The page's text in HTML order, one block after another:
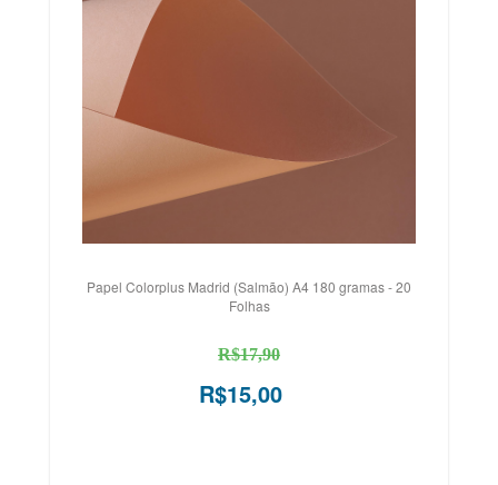
Papel Colorplus Madrid (Salmão) A4 180 gramas - 20
Folhas
R$17,90
R$15,00